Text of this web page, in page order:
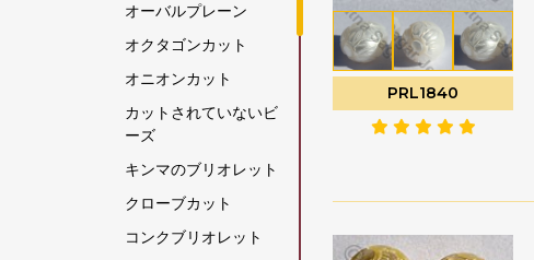
グリーンアパタイト
グリーンアメジスト
グリーンオニキス
グリーンカイヤナイト
グリーンストロベリー
クォーツ
グリーンモスクォーツ
クリスタルジェムスト
オーバルプレーン
オクタゴンカット
オニオンカット
カットされていないビ
ーズ
キンマのブリオレット
クローブカット
コンクブリオレット
PRL1840